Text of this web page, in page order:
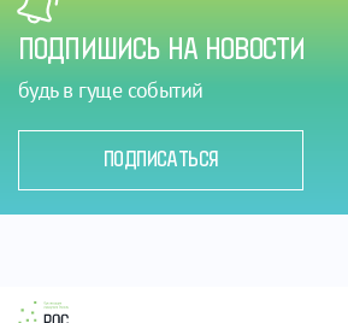
ПОДПИШИСЬ НА НОВОСТИ
будь в гуще событий
ПОДПИСАТЬСЯ